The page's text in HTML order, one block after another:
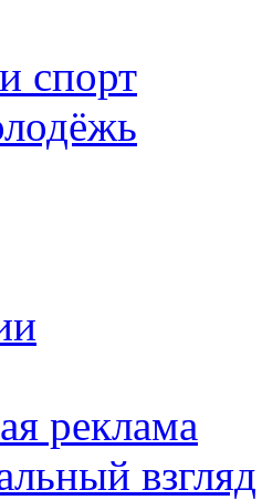
спорт
реклама
взгляд